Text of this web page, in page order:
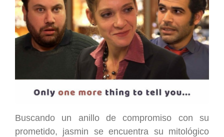
Buscando un anillo de compromiso con su
prometido, jasmin se encuentra su mitológico